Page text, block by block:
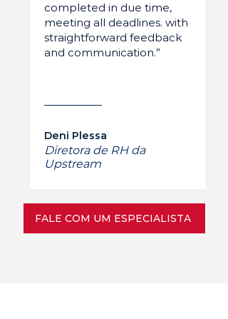
completed in due time,
meeting all deadlines. with
straightforward feedback
and communication.”
Deni Plessa
Diretora de RH da
Upstream
FALE COM UM ESPECIALISTA